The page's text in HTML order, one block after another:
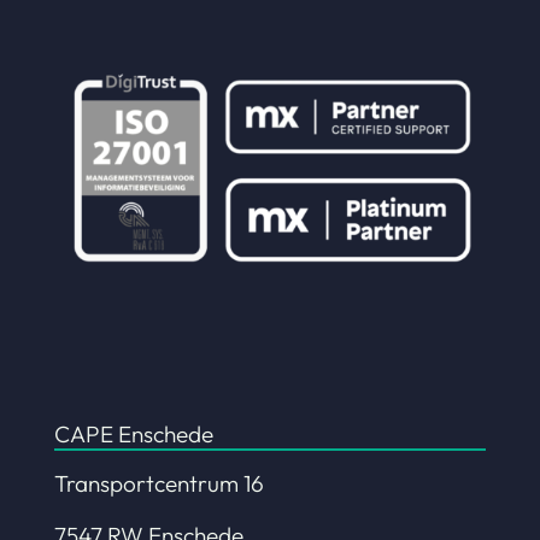
CAPE Enschede
Transportcentrum 16